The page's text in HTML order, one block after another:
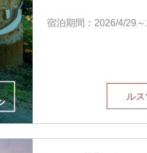
宿泊期間：2026/4/29
ル